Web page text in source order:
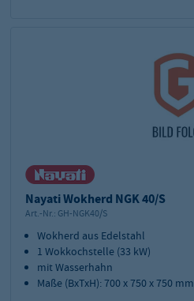
Nayati Wokherd NGK 40/S
Art.-Nr.: GH-NGK40/S
Wokherd aus Edelstahl
1 Wokkochstelle (33 kW)
mit Wasserhahn
Maße (BxTxH): 700 x 750 x 750 mm